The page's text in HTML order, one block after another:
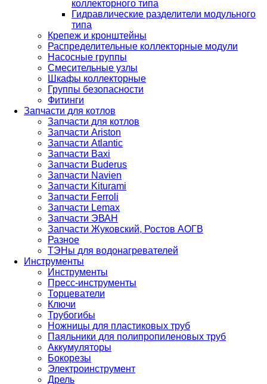
коллекторного типа
Гидравлические разделители модульного
типа
Крепеж и кронштейны
Распределительные коллекторные модули
Насосные группы
Смесительные узлы
Шкафы коллекторные
Группы безопасности
Фитинги
Запчасти для котлов
Запчасти для котлов
Запчасти Ariston
Запчасти Atlantic
Запчасти Baxi
Запчасти Buderus
Запчасти Navien
Запчасти Kiturami
Запчасти Ferroli
Запчасти Lemax
Запчасти ЭВАН
Запчасти Жуковский, Ростов АОГВ
Разное
ТЭНы для водонагревателей
Инструменты
Инструменты
Пресс-инструменты
Торцеватели
Ключи
Трубогибы
Ножницы для пластиковых труб
Паяльники для полипропиленовых труб
Аккумуляторы
Бокорезы
Электроинструмент
Дрель